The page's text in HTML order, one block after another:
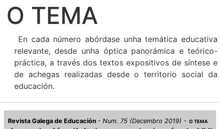
O TEMA
En cada número abórdase unha temática educativa
relevante, desde unha óptica panorámica e teórico-
práctica, a través dos textos expositivos de síntese e
de achegas realizadas desde o territorio social da
educación.
Revista Galega de Educación Num. 75 (Decembro 2019) O TEMA